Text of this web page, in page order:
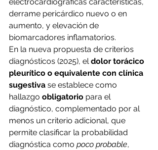
derrame pericárdico nuevo o en
aumento, y elevación de
biomarcadores inflamatorios.
En la nueva propuesta de criterios
diagnósticos (2025), el dolor torácico
pleurítico o equivalente con clínica
sugestiva se establece como
hallazgo obligatorio para el
diagnóstico, complementado por al
menos un criterio adicional, que
permite clasificar la probabilidad
diagnóstica como poco probable,